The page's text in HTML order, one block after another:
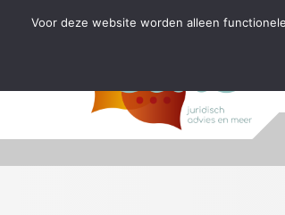
Tijdelijke stop: wegens drukte kan ik
Voor deze website worden alleen